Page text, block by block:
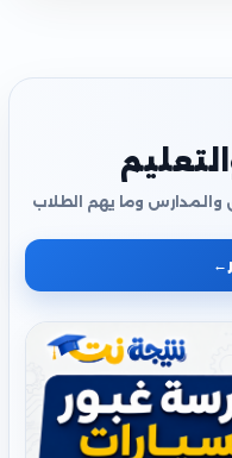
والمدارس وما يهم الطلاب
←